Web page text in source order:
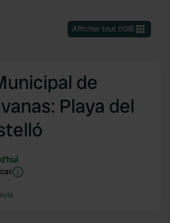
Afficher tout(108)
de
Playa del